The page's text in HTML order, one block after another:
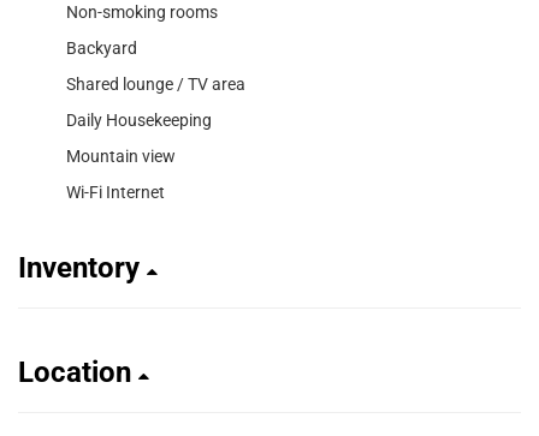
Non-smoking rooms
Backyard
Shared lounge / TV area
Daily Housekeeping
Mountain view
Wi-Fi Internet
Inventory
Location